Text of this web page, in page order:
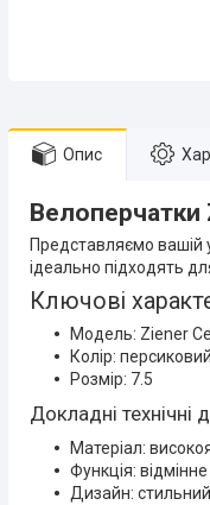
Опис
Велоперчатки
Представляємо вашій
ідеально підходять
Ключові
Модель: Ziener
Колір:
Розмір: 7.5
Докладні технічні
Матеріал:
Функція:
Дизайн: стильний